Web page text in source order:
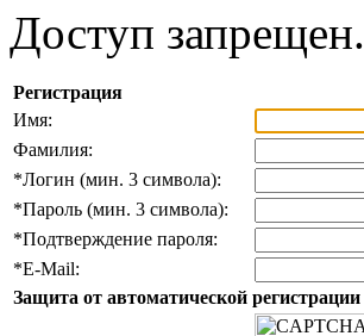
Доступ запрещен.
Регистрация
Имя:
Фамилия:
*Логин (мин. 3 символа):
*Пароль (мин. 3 символа):
*Подтверждение пароля:
*E-Mail:
Защита от автоматической регистрации